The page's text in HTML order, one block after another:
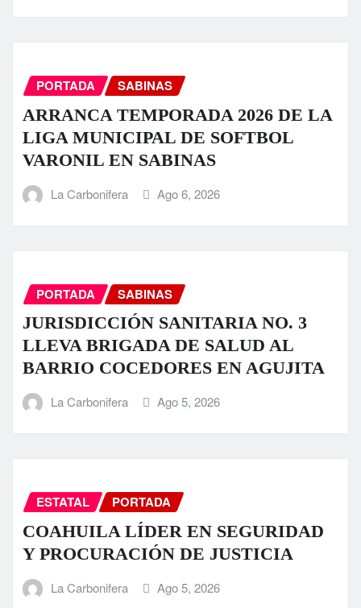
PORTADA SABINAS
ARRANCA TEMPORADA 2026 DE LA
LIGA MUNICIPAL DE SOFTBOL
VARONIL EN SABINAS
La Carbonifera Ago 6, 2026
PORTADA SABINAS
JURISDICCIÓN SANITARIA NO. 3
LLEVA BRIGADA DE SALUD AL
BARRIO COCEDORES EN AGUJITA
La Carbonifera Ago 5, 2026
ESTATAL PORTADA
COAHUILA LÍDER EN SEGURIDAD
Y PROCURACIÓN DE JUSTICIA
La Carbonifera Ago 5, 2026